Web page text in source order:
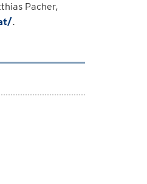
Pacher,
.